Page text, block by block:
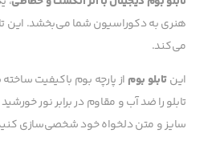
هنری به دکوراسیون شما می‌بخشد. این
می‌کند.
اینتابلو بوم از پارچه بوم باکیفیت
تابلو را ضد آب و مقاوم در برابر نور
سایز و متن دلخواه خود شخصی‌سازی کنید